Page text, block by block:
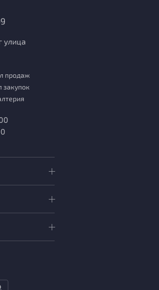
улица
продаж
закупок